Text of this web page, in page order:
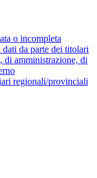
o incompleta
da parte dei titolari
amministrazione, di
regionali/provinciali